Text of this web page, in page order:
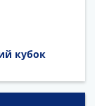
кубок